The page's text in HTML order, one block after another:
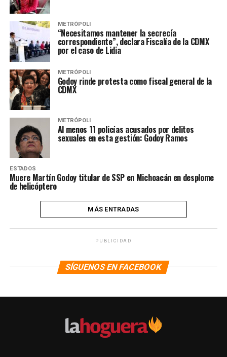
METRÓPOLI
“Necesitamos mantener la secrecía
correspondiente”, declara Fiscalía de la CDMX
por el caso de Lidia
METRÓPOLI
Godoy rinde protesta como fiscal general de la
CDMX
METRÓPOLI
Al menos 11 policías acusados por delitos
sexuales en esta gestión: Godoy Ramos
ESTADOS
Muere Martín Godoy titular de SSP en Michoacán en desplome
de helicóptero
MÁS ENTRADAS
PUBLICIDAD
SÍGUENOS EN FACEBOOK